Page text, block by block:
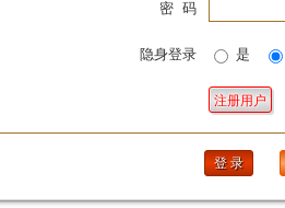
密 码
隐身登录 是